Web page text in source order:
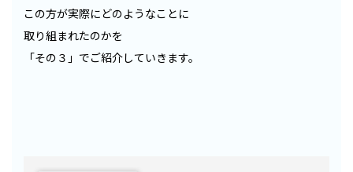
この方が実際にどのようなことに
取り組まれたのかを
「その３」でご紹介していきます。